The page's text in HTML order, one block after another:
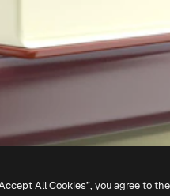
All Cookies”, you agree to